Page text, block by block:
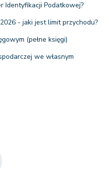
Identyfikacji Podatkowej?
- jaki jest limit przychodu?
(pełne księgi)
we własnym